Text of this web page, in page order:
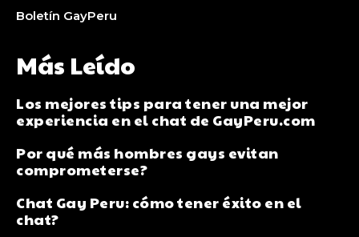
Boletín GayPeru
Más Leído
Los mejores tips para tener una mejor
experiencia en el chat de GayPeru.com
Por qué más hombres gays evitan
comprometerse?
Chat Gay Peru: cómo tener éxito en el
chat?